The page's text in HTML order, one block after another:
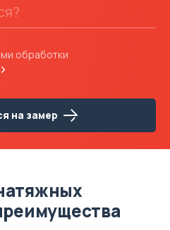
обработки
на замер